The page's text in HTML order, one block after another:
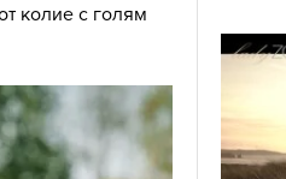
колие с голям